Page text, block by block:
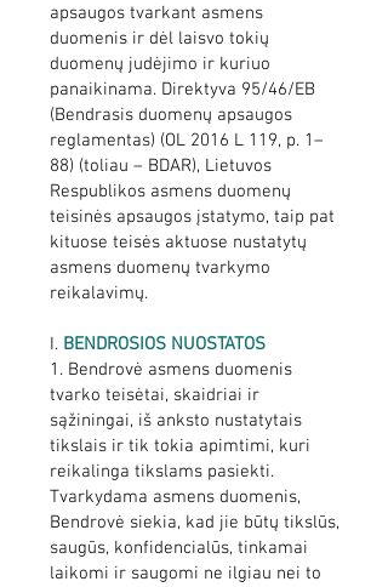
apsaugos tvarkant asmens
duomenis ir dėl laisvo tokių
duomenų judėjimo ir kuriuo
panaikinama. Direktyva 95/46/EB
(Bendrasis duomenų apsaugos
reglamentas) (OL 2016 L 119, p. 1–
88) (toliau – BDAR), Lietuvos
Respublikos asmens duomenų
teisinės apsaugos įstatymo, taip pat
kituose teisės aktuose nustatytų
asmens duomenų tvarkymo
reikalavimų.
I. BENDROSIOS NUOSTATOS
1. Bendrovė asmens duomenis
tvarko teisėtai, skaidriai ir
sąžiningai, iš anksto nustatytais
tikslais ir tik tokia apimtimi, kuri
reikalinga tikslams pasiekti.
Tvarkydama asmens duomenis,
Bendrovė siekia, kad jie būtų tikslūs,
saugūs, konfidencialūs, tinkamai
laikomi ir saugomi ne ilgiau nei to